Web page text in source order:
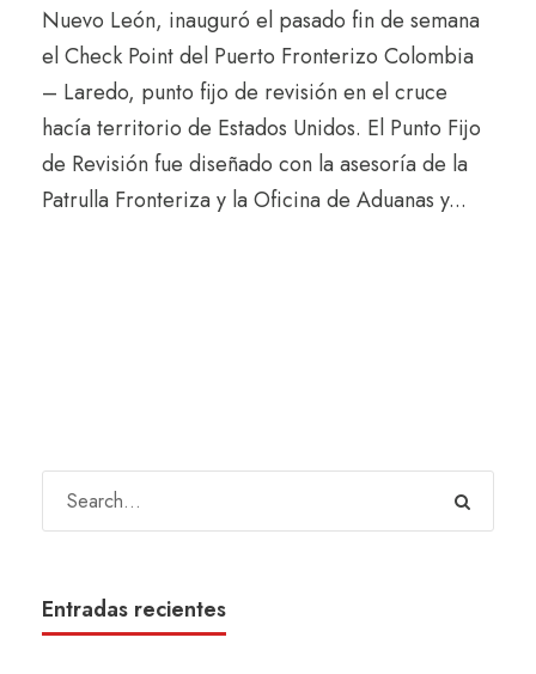
Nuevo León, inauguró el pasado fin de semana
el Check Point del Puerto Fronterizo Colombia
– Laredo, punto fijo de revisión en el cruce
hacía territorio de Estados Unidos. El Punto Fijo
de Revisión fue diseñado con la asesoría de la
Patrulla Fronteriza y la Oficina de Aduanas y...
Entradas recientes